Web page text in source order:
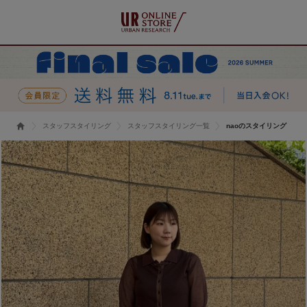
スタッフスタイリング スタッフスタイリング一覧 naoのスタイリング